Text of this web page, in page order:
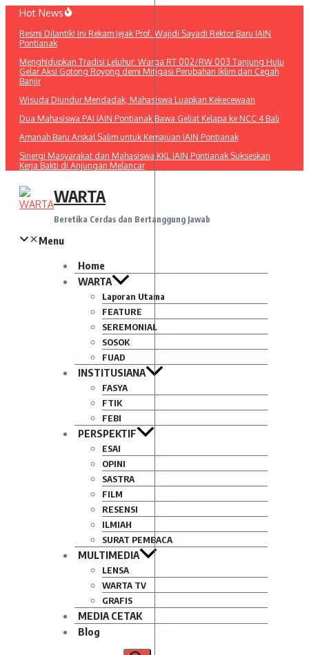
Lewati
konten
Hot News
Resmi Dilantik! Ini Rekam Jejak Prof. Wajidi Sayadi Rektor Baru IAIN
Pontianak
Menghidupkan Tradisi Leluhur: Warga RT 002/RW 003 Tanjung Hulu
Gelar Aksi Gotong Royong demi Mitigasi Perubahan Iklim dan Cegah
Banjir
Wisuda Diundur Mendadak, Mahasiswa Luapkan Kekecewaan
Dua Mahasiswa PAI IAIN Pontianak Bawa Geliat Kelapa ke NCC 4 Bali
Amanah Baru Arskal Salim untuk Kemajuan IAIN Pontianak
Sinergi Masyarakat dan Mahasiswa KKL IAIN Pontianak Sukseskan
Kerja Bakti di Anjungan Melancar
WARTA
Beretika Cerdas dan Bertanggung Jawab
Menu
Home
WARTA
Laporan Utama
FEATURE
SEREMONIAL
SOSOK
FUAD
INSTITUSIANA
FASYA
FTIK
FEBI
PERSPEKTIF
ESAI
OPINI
SASTRA
FILM
RESENSI
ILMIAH
SURAT PEMBACA
MULTIMEDIA
LENSA
WARTA TV
GRAFIS
MEDIA CETAK
Blog